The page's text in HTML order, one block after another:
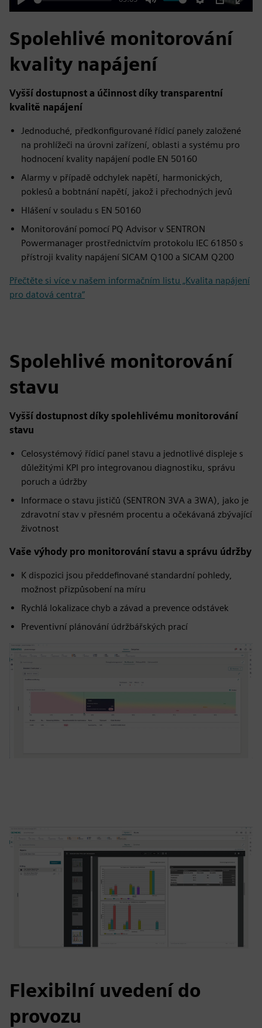
Play Mute Settings
PIP
Enter
Spolehlivé monitorování
kvality napájení
Vyšší dostupnost a účinnost díky transparentní
kvalitě napájení
Jednoduché, předkonfigurované řídicí panely založené
na prohlížeči na úrovni zařízení, oblasti a systému pro
hodnocení kvality napájení podle EN 50160
Alarmy v případě odchylek napětí, harmonických,
poklesů a bobtnání napětí, jakož i přechodných jevů
Hlášení v souladu s EN 50160
Monitorování pomocí PQ Advisor v SENTRON
Powermanager prostřednictvím protokolu IEC 61850 s
přístroji kvality napájení SICAM Q100 a SICAM Q200
Přečtěte si více v našem informačním listu „Kvalita napájení
pro datová centra“
Spolehlivé monitorování
stavu
Vyšší dostupnost díky spolehlivému monitorování
stavu
Celosystémový řídicí panel stavu a jednotlivé displeje s
důležitými KPI pro integrovanou diagnostiku, správu
poruch a údržby
Informace o stavu jističů (SENTRON 3VA a 3WA), jako je
zdravotní stav v přesném procentu a očekávaná zbývající
životnost
Vaše výhody pro monitorování stavu a správu údržby
K dispozici jsou předdefinované standardní pohledy,
možnost přizpůsobení na míru
Rychlá lokalizace chyb a závad a prevence odstávek
Preventivní plánování údržbářských prací
Flexibilní uvedení do
provozu